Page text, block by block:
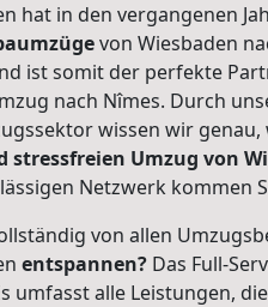
hat in den vergangenen
von Wiesbaden
ist somit der perfekte
nach Nîmes. Durch
wissen wir
stressfreien Umzug von
Netzwerk kommen
von allen
entspannen? Das Full-
umfasst alle Leistungen,